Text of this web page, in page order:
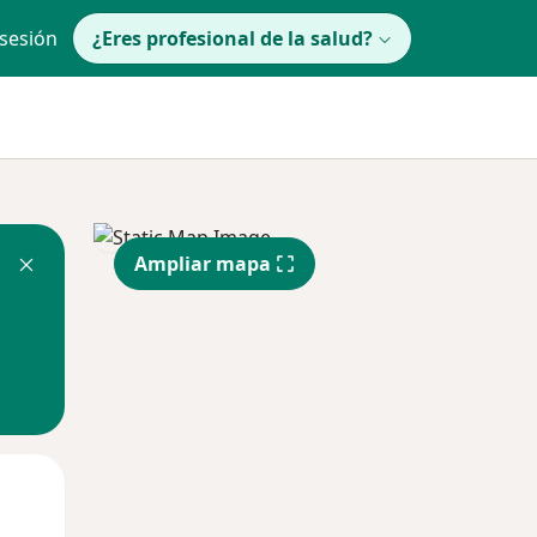
¿Eres profesional de la salud?
Ampliar mapa